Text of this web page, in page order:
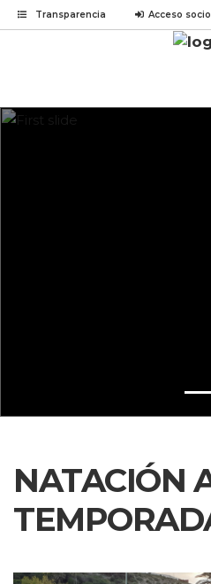
Transparencia Acceso
NATACIÓN